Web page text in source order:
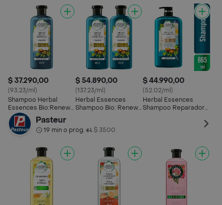
$ 37.290,00
(93.23/ml)
Shampoo Herbal
Essences Bio:Renew
Aceite de Argan de
Marruecos Champu
400 ml
$ 54.890,00
(137.23/ml)
Herbal Essences
Shampoo Bio: Renew
$ 44.990,00
(52.02/ml)
Herbal Essences
Shampoo Reparador
Pasteur
19 min o prog.• $ 3500